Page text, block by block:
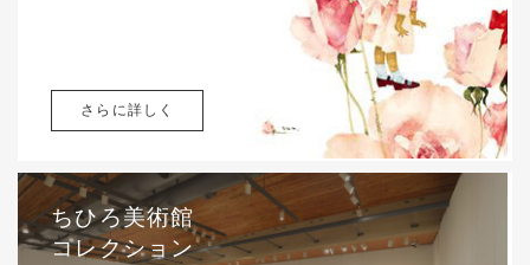
さらに詳しく
ちひろ美術館
コレクション